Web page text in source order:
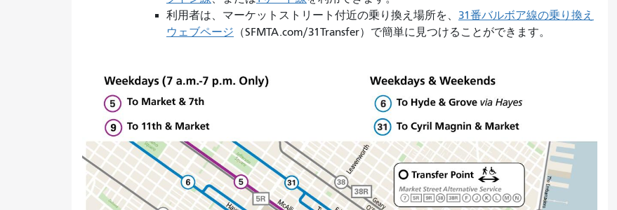
利用者は、マーケットストリート付近の乗り換え場所を、 31番バルボア線の乗り換え
ウェブページ （SFMTA.com/31Transfer）で簡単に見つけることができます。